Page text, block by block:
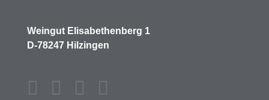
Weingut Elisabethenberg 1
D-78247 Hilzingen